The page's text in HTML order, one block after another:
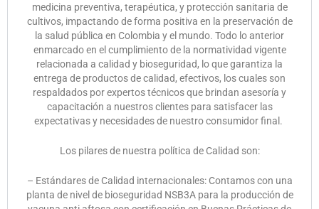
medicina preventiva, terapéutica, y protección sanitaria de
cultivos, impactando de forma positiva en la preservación de
la salud pública en Colombia y el mundo. Todo lo anterior
enmarcado en el cumplimiento de la normatividad vigente
relacionada a calidad y bioseguridad, lo que garantiza la
entrega de productos de calidad, efectivos, los cuales son
respaldados por expertos técnicos que brindan asesoría y
capacitación a nuestros clientes para satisfacer las
expectativas y necesidades de nuestro consumidor final.
Los pilares de nuestra política de Calidad son:
– Estándares de Calidad internacionales: Contamos con una
planta de nivel de bioseguridad NSB3A para la producción de